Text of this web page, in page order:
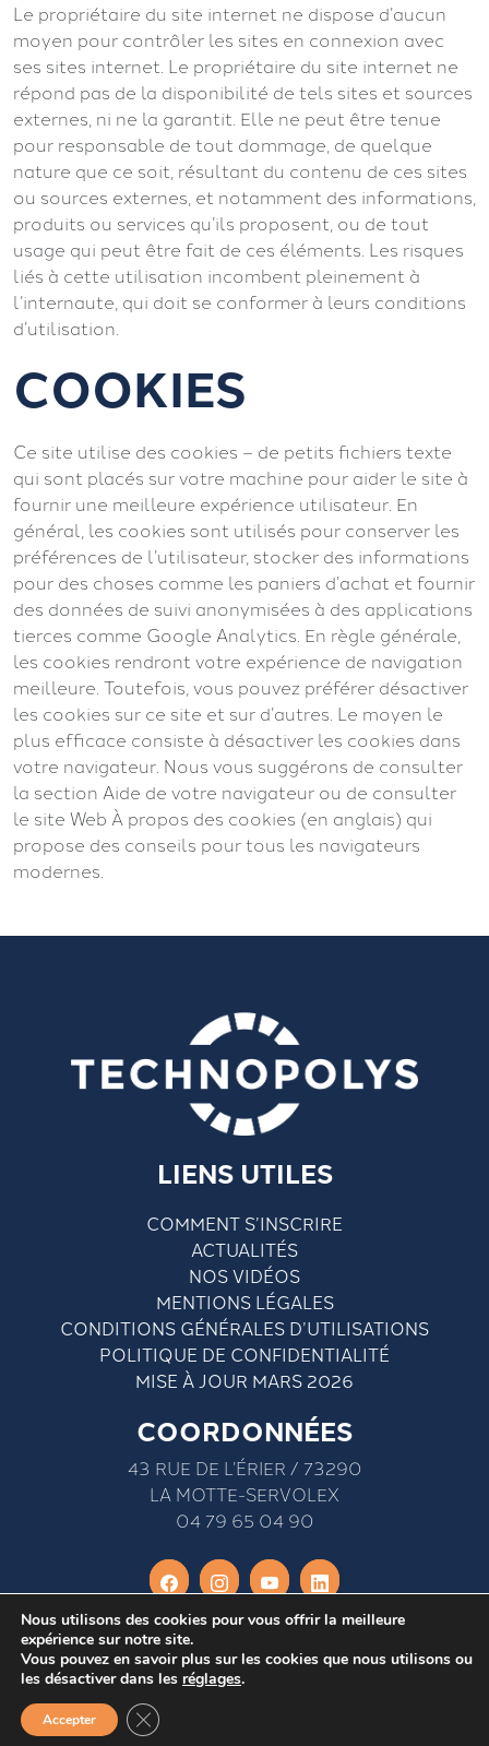
Le propriétaire du site internet ne dispose d’aucun
moyen pour contrôler les sites en connexion avec
ses sites internet. Le propriétaire du site internet ne
répond pas de la disponibilité de tels sites et sources
externes, ni ne la garantit. Elle ne peut être tenue
pour responsable de tout dommage, de quelque
nature que ce soit, résultant du contenu de ces sites
ou sources externes, et notamment des informations,
produits ou services qu’ils proposent, ou de tout
usage qui peut être fait de ces éléments. Les risques
liés à cette utilisation incombent pleinement à
l’internaute, qui doit se conformer à leurs conditions
d’utilisation.
COOKIES
Ce site utilise des cookies – de petits fichiers texte
qui sont placés sur votre machine pour aider le site à
fournir une meilleure expérience utilisateur. En
général, les cookies sont utilisés pour conserver les
préférences de l’utilisateur, stocker des informations
pour des choses comme les paniers d’achat et fournir
des données de suivi anonymisées à des applications
tierces comme Google Analytics. En règle générale,
les cookies rendront votre expérience de navigation
meilleure. Toutefois, vous pouvez préférer désactiver
les cookies sur ce site et sur d’autres. Le moyen le
plus efficace consiste à désactiver les cookies dans
votre navigateur. Nous vous suggérons de consulter
la section Aide de votre navigateur ou de consulter
le site Web À propos des cookies (en anglais) qui
propose des conseils pour tous les navigateurs
modernes.
Nous utilisons des cookies pour vous offrir la meilleure
expérience sur notre site.
Vous pouvez en savoir plus sur les cookies que nous utilisons ou
les désactiver dans les réglages.
Accepter Fermer la bannière des cookies GDPR
LIENS UTILES
COMMENT S’INSCRIRE
ACTUALITÉS
NOS VIDÉOS
MENTIONS LÉGALES
CONDITIONS GÉNÉRALES D’UTILISATIONS
POLITIQUE DE CONFIDENTIALITÉ
MISE À JOUR MARS 2026
COORDONNÉES
43 RUE DE L’ÉRIER / 73290
LA MOTTE-SERVOLEX
04 79 65 04 90
Site WordPress par